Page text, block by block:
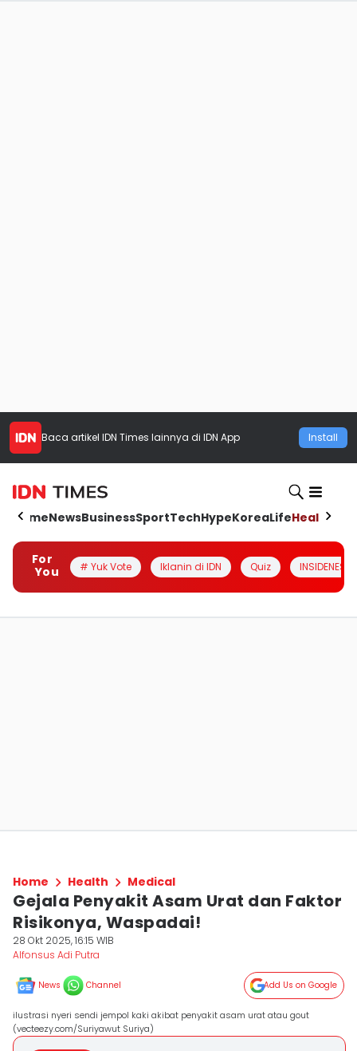
Baca artikel IDN Times lainnya di IDN App Install
HomeNewsBusinessSportTechHypeKoreaLifeHealth
For
You
# Yuk Vote Iklanin di IDN Quiz INSIDENESIA
Home Health Medical
Gejala Penyakit Asam Urat dan Faktor
Risikonya, Waspadai!
28 Okt 2025, 16:15 WIB
Alfonsus Adi Putra
News Channel Add Us on Google
ilustrasi nyeri sendi jempol kaki akibat penyakit asam urat atau gout
(vecteezy.com/Suriyawut Suriya)